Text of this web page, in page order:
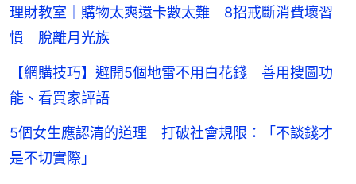
理財教室｜購物太爽還卡數太難 8招戒斷消費壞習
慣 脫離月光族
【網購技巧】避開5個地雷不用白花錢 善用搜圖功
能、看買家評語
5個女生應認清的道理 打破社會規限：「不談錢才
是不切實際」